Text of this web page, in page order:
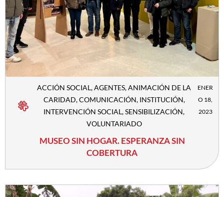
ACCIÓN SOCIAL,AGENTES,ANIMACIÓN DE LA
CARIDAD,COMUNICACIÓN, INSTITUCIÓN,
INTERVENCIÓN SOCIAL,SENSIBILIZACIÓN,
VOLUNTARIADO
ENER
O 18,
2023
MUSEO SIN HOGAR. ESPERANZA SIN
COBERTURA